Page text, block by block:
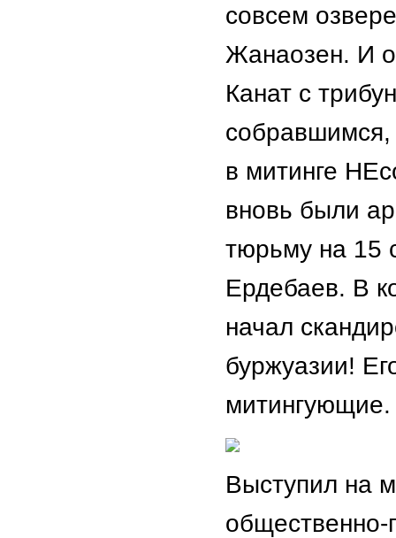
совсем
Жанаозен. И
Канат с
собравшимся,
в митинге
вновь были
тюрьму на 15
Ердебаев. В
начал
буржуазии!
митингующие.
Выступил на